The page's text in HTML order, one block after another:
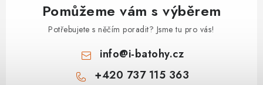
Pomůžeme vám s výběrem
Potřebujete s něčím poradit? Jsme tu pro vás!
info@i-batohy.cz
+420 737 115 363